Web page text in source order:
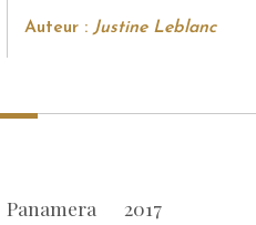
Auteur : Justine Leblanc
2017